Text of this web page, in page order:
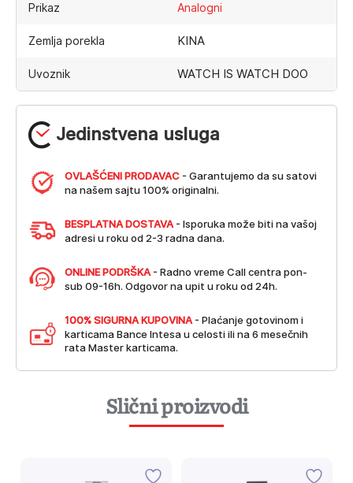
Jedinstvena usluga
OVLAŠĆENI PRODAVAC - Garantujemo da su satovi
na našem sajtu 100% originalni.
BESPLATNA DOSTAVA - Isporuka može biti na vašoj
adresi u roku od 2-3 radna dana.
ONLINE PODRŠKA - Radno vreme Call centra pon-
sub 09-16h. Odgovor na upit u roku od 24h.
100% SIGURNA KUPOVINA - Plaćanje gotovinom i
karticama Bance Intesa u celosti ili na 6 mesečnih
rata Master karticama.
Prikaz Analogni
Zemlja porekla KINA
Uvoznik WATCH IS WATCH DOO
Slični proizvodi